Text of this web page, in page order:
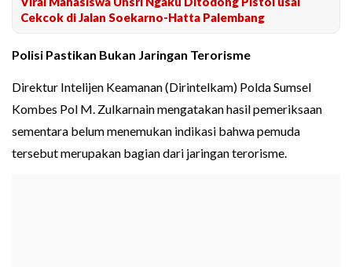
Cekcok di Jalan Soekarno-Hatta Palembang
Polisi Pastikan Bukan Jaringan Terorisme
Direktur Intelijen Keamanan (Dirintelkam) Polda Sumsel
Kombes Pol M. Zulkarnain mengatakan hasil pemeriksaan
sementara belum menemukan indikasi bahwa pemuda
tersebut merupakan bagian dari jaringan terorisme.